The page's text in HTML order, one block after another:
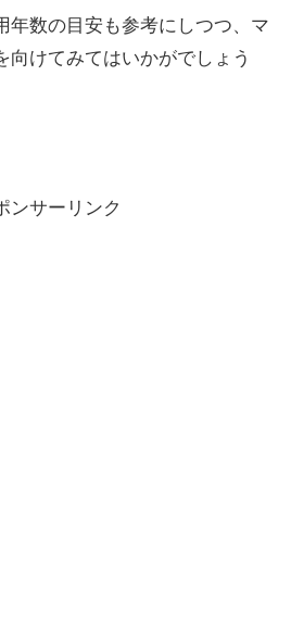
年数の目安も参考にしつつ、マ
向けてみてはいかがでしょう
ンサーリンク